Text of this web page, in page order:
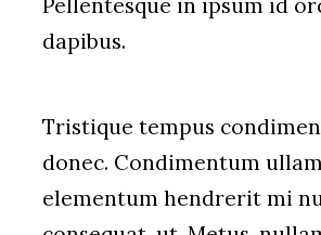
Pellentesque in ipsum id
dapibus.
Tristique tempus
donec. Condimentum
elementum hendrerit mi